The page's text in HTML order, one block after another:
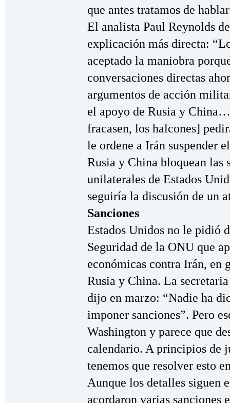
que antes tratamos de
El analista Paul Reynolds
explicación más directa:
aceptado la maniobra
conversaciones directas
argumentos de acción
el apoyo de Rusia y
fracasen, los halcones]
le ordene a Irán suspender
Rusia y China bloquean las
unilaterales de Estados
seguiría la discusión de un
Sanciones
Estados Unidos no le pidió
Seguridad de la ONU que
económicas contra Irán, en
Rusia y China. La
dijo en marzo: “Nadie ha
imponer sanciones”. Pero
Washington y parece que
calendario. A principios de
tenemos que resolver esto
Aunque los detalles siguen
acordaron varias sanciones